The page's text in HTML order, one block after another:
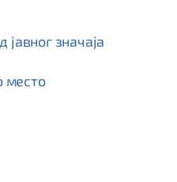
значаја
место